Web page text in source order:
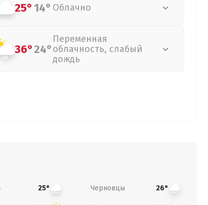
25°14° Облачно
36°24°
Переменная
облачность, слабый
дождь
25° Черновцы 26°